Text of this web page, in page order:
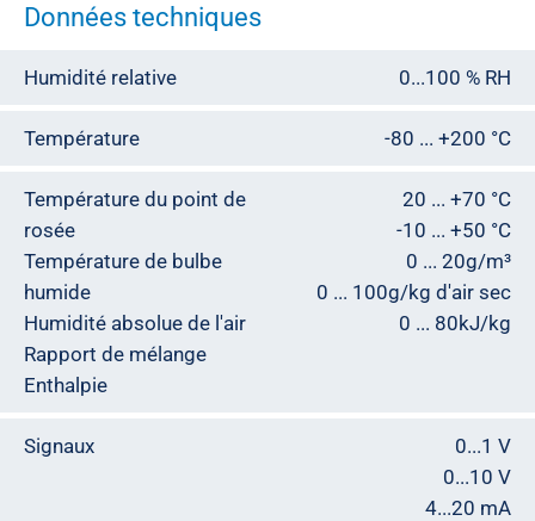
Données techniques
Humidité relative 0...100 % RH
Température -80 ... +200 °C
Température du point de
rosée
Température de bulbe
humide
Humidité absolue de l'air
Rapport de mélange
Enthalpie
20 ... +70 °C
-10 ... +50 °C
0 ... 20g/m³
0 ... 100g/kg d'air sec
0 ... 80kJ/kg
Signaux
0...1 V
0...10 V
4...20 mA